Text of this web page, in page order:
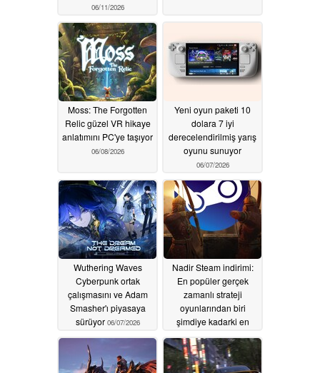
06/11/2026
Moss: The Forgotten
Relic güzel VR hikaye
anlatımını PC'ye taşıyor
06/08/2026
Yeni oyun paketi 10
dolara 7 iyi
derecelendirilmiş yarış
oyunu sunuyor
06/07/2026
Wuthering Waves
Cyberpunk ortak
çalışmasını ve Adam
Smasher'ı piyasaya
sürüyor 06/07/2026
Nadir Steam indirimi:
En popüler gerçek
zamanlı strateji
oyunlarından biri
şimdiye kadarki en
düşük fiyatına geri
dönüyor06/06/2026